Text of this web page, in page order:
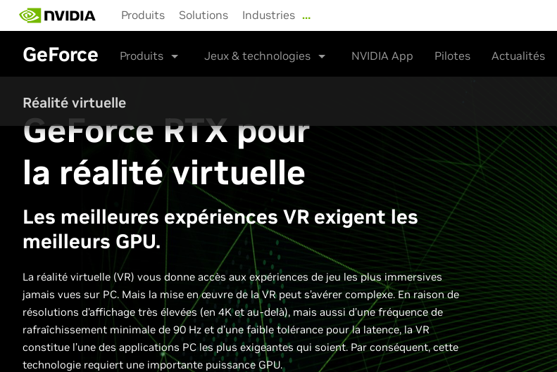
main
content
Produits Solutions Industries …
GeForce Produits Jeux & technologies NVIDIA App Pilotes Actualités
Réalité virtuelle
GeForce RTX pour
la réalité virtuelle
Les meilleures expériences VR exigent les
meilleurs GPU.
La réalité virtuelle (VR) vous donne accès aux expériences de jeu les plus immersives
jamais vues sur PC. Mais la mise en œuvre de la VR peut s’avérer complexe. En raison de
résolutions d’affichage très élevées (en 4K et au-delà), mais aussi d’une fréquence de
rafraîchissement minimale de 90 Hz et d’une faible tolérance pour la latence, la VR
constitue l’une des applications PC les plus exigeantes qui soient. Par conséquent, cette
technologie requiert une importante puissance GPU.